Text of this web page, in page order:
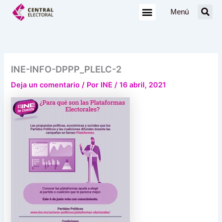
Menú
INE-INFO-DPPP_PLELC-2
Deja un comentario / Por INE/16 abril, 2021